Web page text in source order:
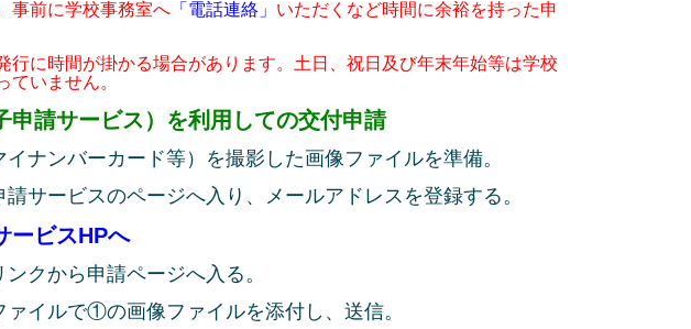
事前に学校事務室へ「電話連絡」 いただくなど時間に余裕を持った申
行に時間が掛かる場合があります。土日、祝日及び年末年始等は学校
いません。
請サービス）を利用しての交付申請
ンバーカード等）を撮影した画像ファイルを準備。
ービスのページへ入り、メールアドレスを登録する。
ービスHPへ
から申請ページへ入る。
ルで①の画像ファイルを添付し、送信。